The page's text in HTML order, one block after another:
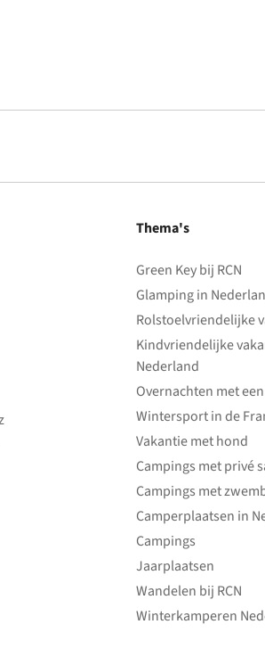
Thema's
Green Key bij RCN
Glamping in
Rolstoelvriendelijke
Kindvriendelijke
Nederland
Overnachten met
Wintersport in de
Vakantie met hond
Campings met privé
Campings met
Camperplaatsen in
Campings
Jaarplaatsen
Wandelen bij RCN
Winterkamperen